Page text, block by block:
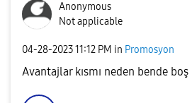
Anonymous
Not applicable
‎04-28-202311:12 PM in Promosyon
Avantajlar kısmı neden bende